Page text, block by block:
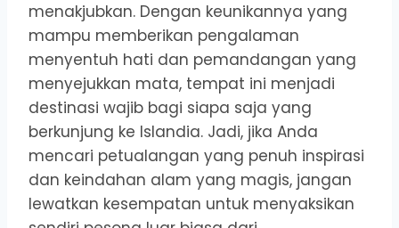
menakjubkan. Dengan keunikannya yang
mampu memberikan pengalaman
menyentuh hati dan pemandangan yang
menyejukkan mata, tempat ini menjadi
destinasi wajib bagi siapa saja yang
berkunjung ke Islandia. Jadi, jika Anda
mencari petualangan yang penuh inspirasi
dan keindahan alam yang magis, jangan
lewatkan kesempatan untuk menyaksikan